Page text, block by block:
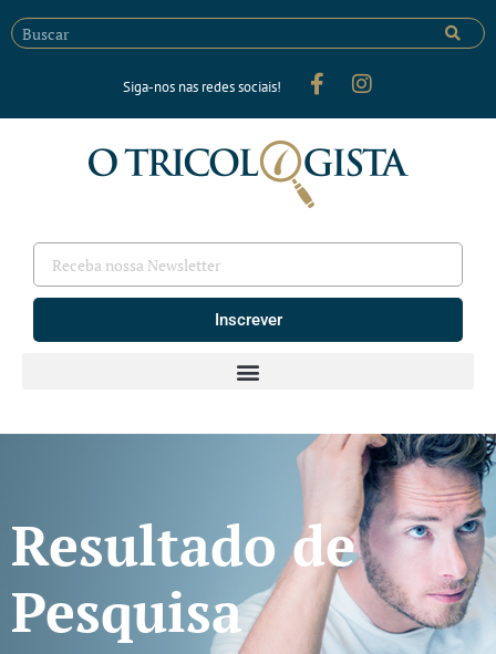
Siga-nos nas redes sociais!
Inscrever
Resultado de
Pesquisa